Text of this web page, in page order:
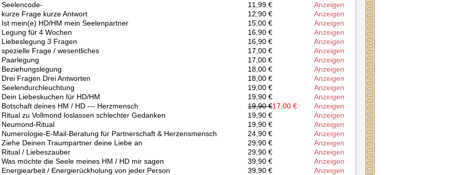
Seelencode-
11,99 €
Anzeigen
kurze Frage kurze Antwort
12,90 €
Anzeigen
Ist mein(e) HD/HM mein Seelenpartner
15,00 €
Anzeigen
Legung für 4 Wochen
16,90 €
Anzeigen
Liebeslegung 3 Fragen
16,90 €
Anzeigen
spezielle Frage / wesentliches
17,00 €
Anzeigen
Paarlegung
17,00 €
Anzeigen
Beziehungslegung
18,00 €
Anzeigen
Drei Fragen Drei Antworten
18,00 €
Anzeigen
Seelendurchleuchtung
19,00 €
Anzeigen
Dein Liebeskuchen für HD/HM
19,90 €
Anzeigen
Botschaft deines HM / HD --- Herzmensch
19,90 €17,00 €
Anzeigen
Ritual zu Vollmond loslassen schlechter Gedanken
19,90 €
Anzeigen
Neumond-Ritual
19,90 €
Anzeigen
Numerologie‑E‑Mail‑Beratung für Partnerschaft & Herzensmensch
24,90 €
Anzeigen
Ziehe Deinen Traumpartner deine Liebe an
29,90 €
Anzeigen
Ritual / Liebeszauber
29,90 €
Anzeigen
Was möchte die Seele meines HM / HD mir sagen
39,90 €
Anzeigen
Energiearbeit / Energierückholung von jeder Person
39,90 €
Anzeigen